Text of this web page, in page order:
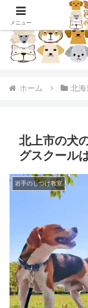
ホーム 北海
北上市の犬
グスクール
岩手のしつけ教室
メニュー